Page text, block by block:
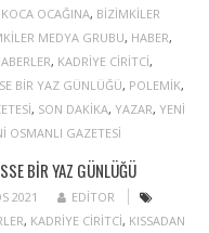
OCAĞINA, BIZIMKILER
MEDYA GRUBU, HABER,
, KADRIYE CIRITCI,
BIR YAZ GÜNLÜĞÜ, POLEMIK,
, SON DAKIKA, YAZAR, YENI
OSMANLI GAZETESI
BIR YAZ GÜNLÜĞÜ
2021
EDITOR
, KADRIYE CIRITCI, KISSADAN